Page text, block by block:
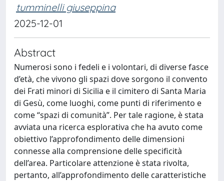
tumminelli giuseppina
2025-12-01
Abstract
Numerosi sono i fedeli e i volontari, di diverse fasce
d’età, che vivono gli spazi dove sorgono il convento
dei Frati minori di Sicilia e il cimitero di Santa Maria
di Gesù, come luoghi, come punti di riferimento e
come “spazi di comunità”. Per tale ragione, è stata
avviata una ricerca esplorativa che ha avuto come
obiettivo l’approfondimento delle dimensioni
connesse alla comprensione delle specificità
dell’area. Particolare attenzione è stata rivolta,
pertanto, all’approfondimento delle caratteristiche